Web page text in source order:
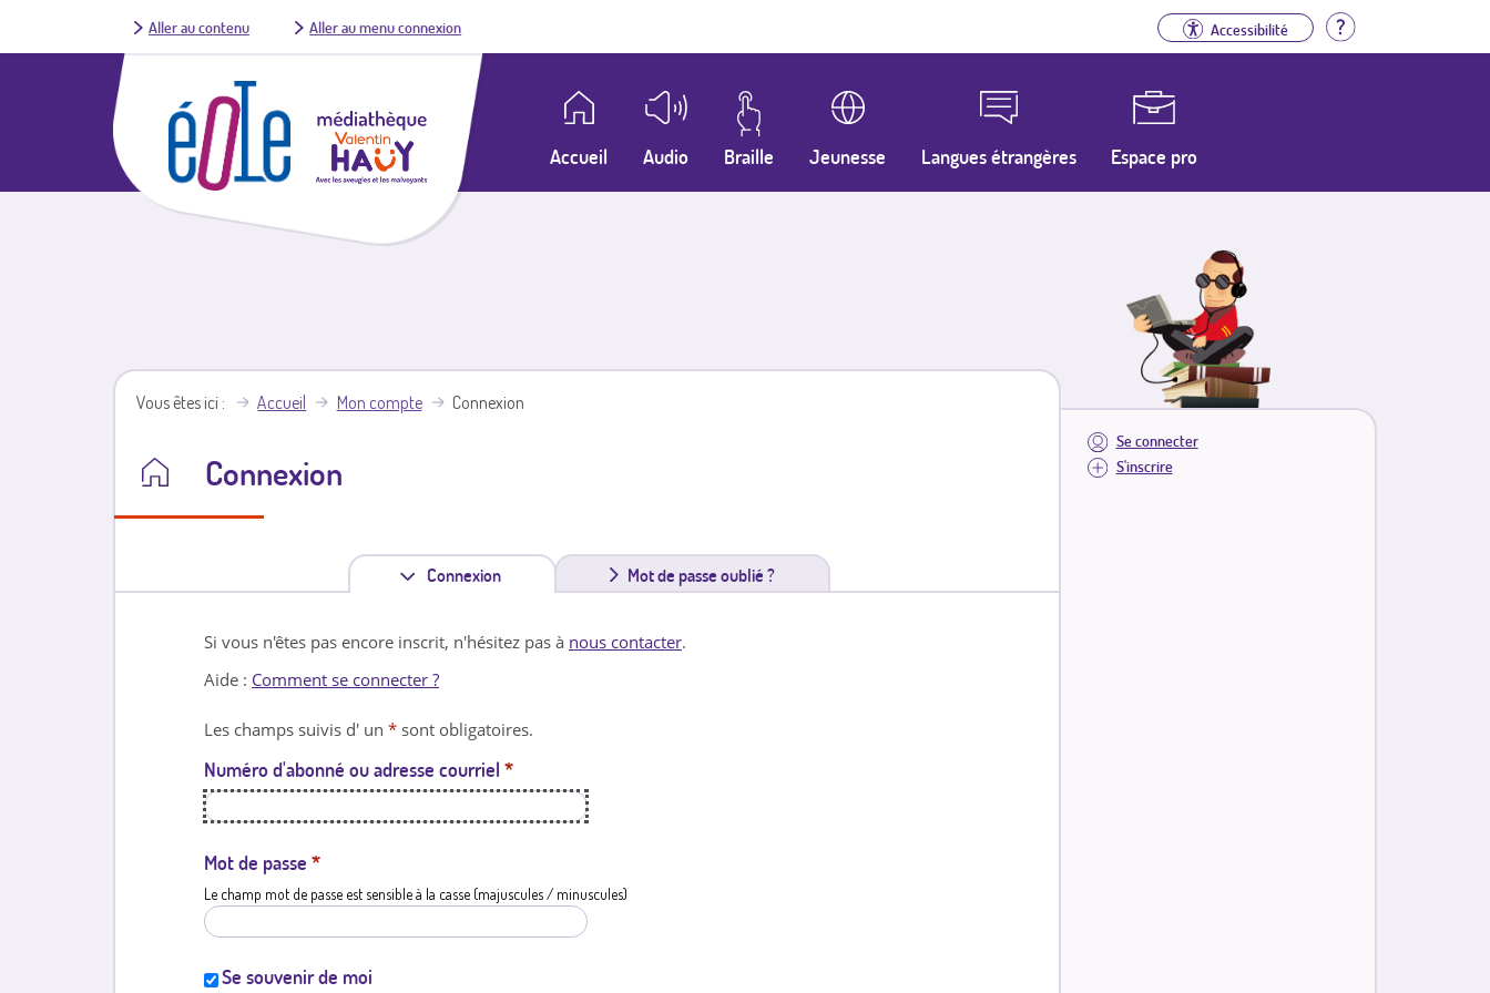
Aller au contenu Aller au menu connexion Accessibilité Aide
Accueil Audio Braille Jeunesse Langues étrangères Espace pro
Se connecter
S'inscrire
Vous êtes ici Accueil Mon compte Connexion
Connexion
Connexion
n
l
e
Mot de passe oublié ?
Si vous n'êtes pas encore inscrit, n'hésitez pas à nous contacter.
Aide : Comment se connecter ?
Les champs suivis d' un * sont obligatoires.
Numéro d'abonné ou adresse courriel *
Mot de passe *
Le champ mot de passe est sensible à la casse (majuscules / minuscules)
Se souvenir de moi